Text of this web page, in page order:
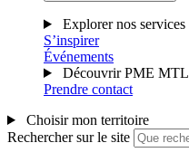
Explorer nos services
S’inspirer
Événements
Découvrir PME MTL
Prendre contact
Choisir mon territoire
Rechercher sur le site